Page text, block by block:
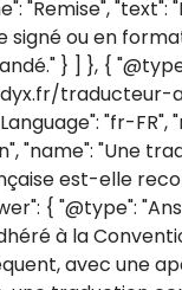
"Remise", "text":
signé ou en
} ] }, {
traducteur-
"fr-FR",
"name": "Une
est-elle
{ "@type":
à la
avec une